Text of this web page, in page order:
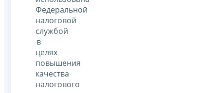
Федеральной
налоговой
службой
в
целях
повышения
качества
налогового